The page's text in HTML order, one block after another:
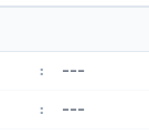
: ---
: ---